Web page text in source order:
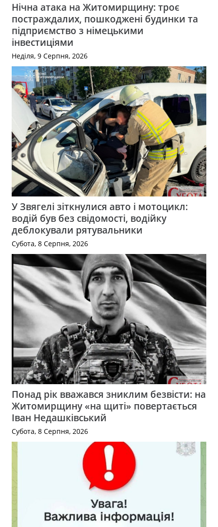
Нічна атака на Житомирщину: троє
постраждалих, пошкоджені будинки та
підприємство з німецькими
інвестиціями
Неділя, 9 Серпня, 2026
У Звягелі зіткнулися авто і мотоцикл:
водій був без свідомості, водійку
деблокували рятувальники
Субота, 8 Серпня, 2026
Понад рік вважався зниклим безвісти: на
Житомирщину «на щиті» повертається
Іван Недашківський
Субота, 8 Серпня, 2026